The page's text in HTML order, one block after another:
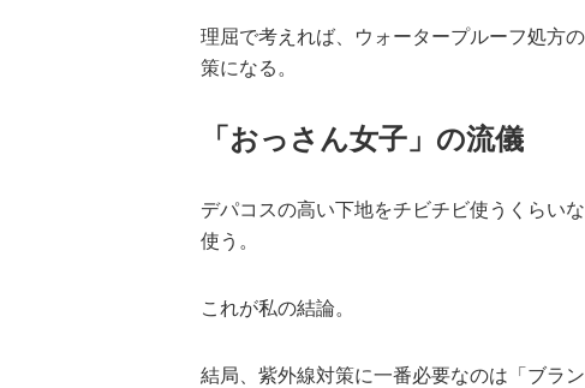
理屈で考えれば、ウォータープルーフ処方
策になる。
「おっさん女子」の流儀
デパコスの高い下地をチビチビ使うくらい
使う。
これが私の結論。
結局、紫外線対策に一番必要なのは「ブラ